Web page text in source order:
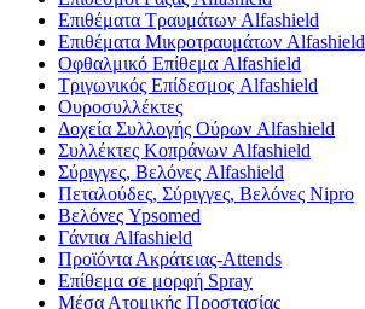
Επιθέματα Τραυμάτων Alfashield
Επιθέματα Μικροτραυμάτων Alfashield
Οφθαλμικό Eπίθεμα Alfashield
Τριγωνικός Επίδεσμος Alfashield
Ουροσυλλέκτες
Δοχεία Συλλογής Ούρων Alfashield
Συλλέκτες Κοπράνων Alfashield
Σύριγγες, Βελόνες Alfashield
Πεταλούδες, Σύριγγες, Βελόνες Nipro
Βελόνες Ypsomed
Γάντια Alfashield
Προϊόντα Ακράτειας-Attends
Επίθεμα σε μορφή Spray
Μέσα Ατομικής Προστασίας